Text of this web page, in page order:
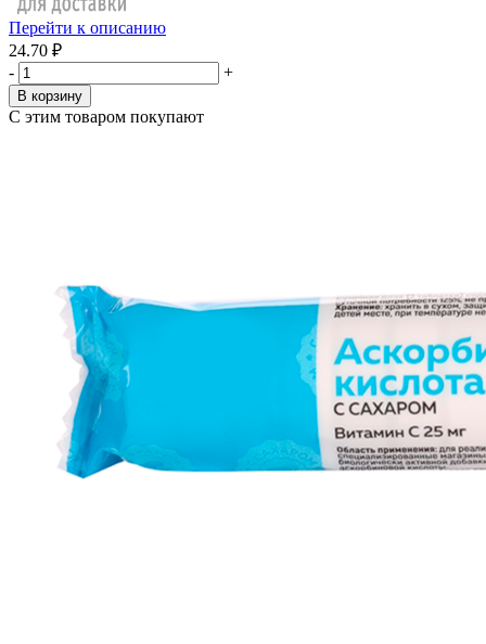
Перейти к описанию
24.70 ₽
-
+
В корзину
С этим товаром покупают